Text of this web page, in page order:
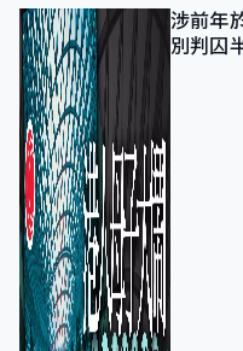
涉前年
別判囚